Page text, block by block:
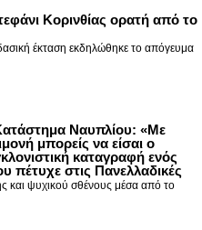
Κορινθίας ορατή από το
έκταση εκδηλώθηκε το απόγευμα
Ναυπλίου: «Με
μπορείς να είσαι ο
καταγραφή ενός
πέτυχε στις Πανελλαδικές
και ψυχικού σθένους μέσα από το